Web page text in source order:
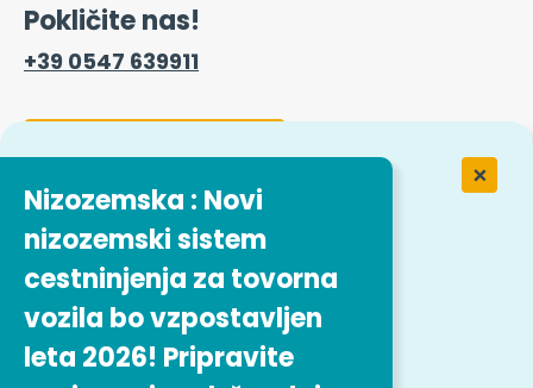
Nizozemska : Novi
nizozemski sistem
cestninjenja za tovorna
vozila bo vzpostavljen
leta 2026! Pripravite
Pokličite nas!
+39 0547 639911
Kontaktni obrazec
Delo v podjetju Easytrip Transport
Services
Naša ponudba delovnih mest